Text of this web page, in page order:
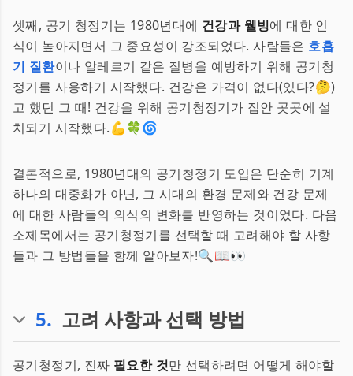
셋째, 공기 청정기는 1980년대에 건강과 웰빙에 대한 인
식이 높아지면서 그 중요성이 강조되었다. 사람들은 호흡
기 질환이나 알레르기 같은 질병을 예방하기 위해 공기청
정기를 사용하기 시작했다. 건강은 가격이없다(있다?🤔)
고 했던 그 때! 건강을 위해 공기청정기가 집안 곳곳에 설
치되기 시작했다.💪🍀🌀
결론적으로, 1980년대의 공기청정기 도입은 단순히 기계
하나의 대중화가 아닌, 그 시대의 환경 문제와 건강 문제
에 대한 사람들의 의식의 변화를 반영하는 것이었다. 다음
소제목에서는 공기청정기를 선택할 때 고려해야 할 사항
들과 그 방법들을 함께 알아보자!🔍📖👀
5. 고려 사항과 선택 방법
공기청정기, 진짜 필요한 것만 선택하려면 어떻게 해야할